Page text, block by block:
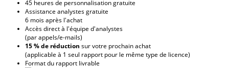
45 heures de personnalisation gratuite
Assistance analystes gratuite
6 mois après l'achat
Accès direct à l'équipe d'analystes
(par appels/e-mails)
15 % de réduction sur votre prochain achat
(applicable à 1 seul rapport pour le même type de licence)
Format du rapport livrable